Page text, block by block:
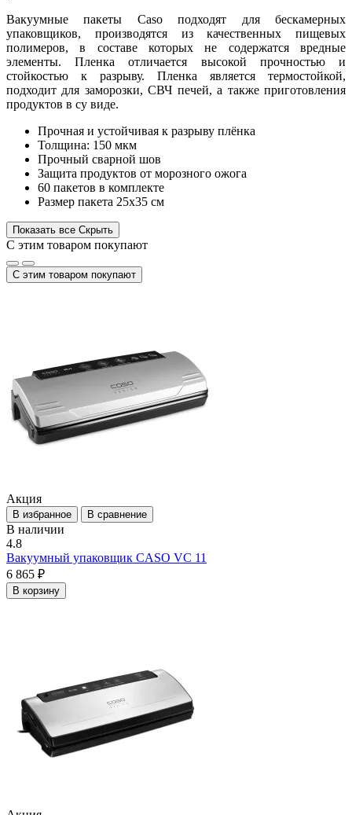
Вакуумные пакеты Caso подходят для бескамерных
упаковщиков, производятся из качественных пищевых
полимеров, в составе которых не содержатся вредные
элементы. Пленка отличается высокой прочностью и
стойкостью к разрыву. Пленка является термостойкой,
подходит для заморозки, СВЧ печей, а также приготовления
продуктов в су виде.
Прочная и устойчивая к разрыву плёнка
Толщина: 150 мкм
Прочный сварной шов
Защита продуктов от морозного ожога
60 пакетов в комплекте
Размер пакета 25х35 см
Показать все Скрыть
С этим товаром покупают
С этим товаром покупают
Акция
В избранное В сравнение
В наличии
4.8
Вакуумный упаковщик CASO VC 11
6 865 ₽
В корзину